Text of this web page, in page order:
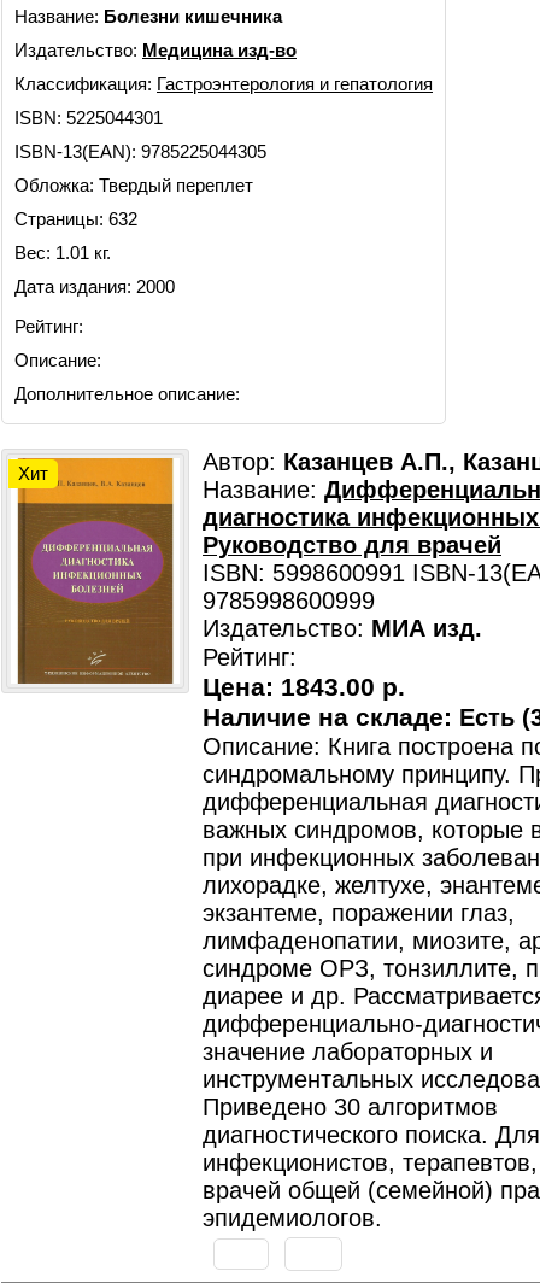
Название: Болезни кишечника
Издательство: Медицина изд-во
Классификация: Гастроэнтерология и гепатология
ISBN: 5225044301
ISBN-13(EAN): 9785225044305
Обложка: Твердый переплет
Страницы: 632
Вес: 1.01 кг.
Дата издания: 2000
Рейтинг:
Описание:
Дополнительное описание:
Хит Автор: Казанцев А.П.,
Название:
диагностика
Руководство для врачей
ISBN: 5998600991 ISBN-
9785998600999
Издательство: МИА изд.
Рейтинг:
Цена: 1843.00 р.
Наличие на складе: Есть
Описание: Книга построена
синдромальному принципу.
дифференциальная
важных синдромов, которые
при инфекционных
лихорадке, желтухе,
экзантеме, поражении глаз,
лимфаденопатии, миозите,
синдроме ОРЗ, тонзиллите,
диарее и др.
дифференциально-
значение лабораторных и
инструментальных
Приведено 30 алгоритмов
диагностического поиска. Для
инфекционистов,
врачей общей (семейной)
эпидемиологов.